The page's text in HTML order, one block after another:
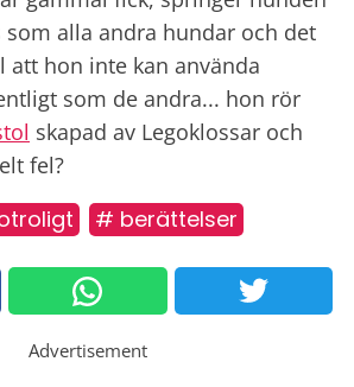
som alla andra hundar och det
att hon inte kan använda
som de andra... hon rör
skapad av Legoklossar och
fel?
# berättelser
Advertisement